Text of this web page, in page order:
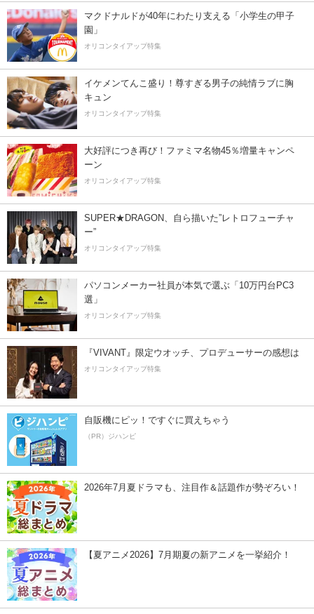
マクドナルドが40年にわたり支える「小学生の甲子
園」
オリコンタイアップ特集
イケメンてんこ盛り！尊すぎる男子の純情ラブに胸
キュン
オリコンタイアップ特集
大好評につき再び！ファミマ名物45％増量キャンペ
ーン
オリコンタイアップ特集
SUPER★DRAGON、自ら描いた”レトロフューチャ
ー”
オリコンタイアップ特集
パソコンメーカー社員が本気で選ぶ「10万円台PC3
選」
オリコンタイアップ特集
『VIVANT』限定ウオッチ、プロデューサーの感想は
オリコンタイアップ特集
自販機にピッ！ですぐに買えちゃう
（PR）ジハンピ
2026年7月夏ドラマも、注目作＆話題作が勢ぞろい！
【夏アニメ2026】7月期夏の新アニメを一挙紹介！